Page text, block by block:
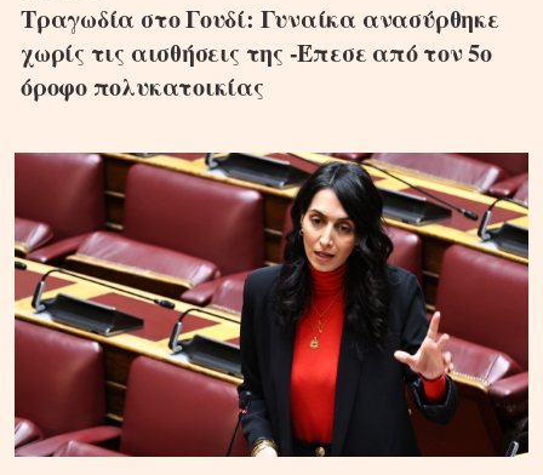
Τραγωδία στο Γουδί: Γυναίκα ανασύρθηκε
χωρίς τις αισθήσεις της -Έπεσε από τον 5ο
όροφο πολυκατοικίας